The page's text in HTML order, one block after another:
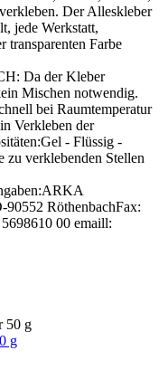
Der Alleskleber
jede Werkstatt,
transparenten Farbe
Da der Kleber
Mischen notwendig.
bei Raumtemperatur
Verkleben der
- Flüssig -
verklebenden Stellen
RöthenbachFax:
00 emaill:
g